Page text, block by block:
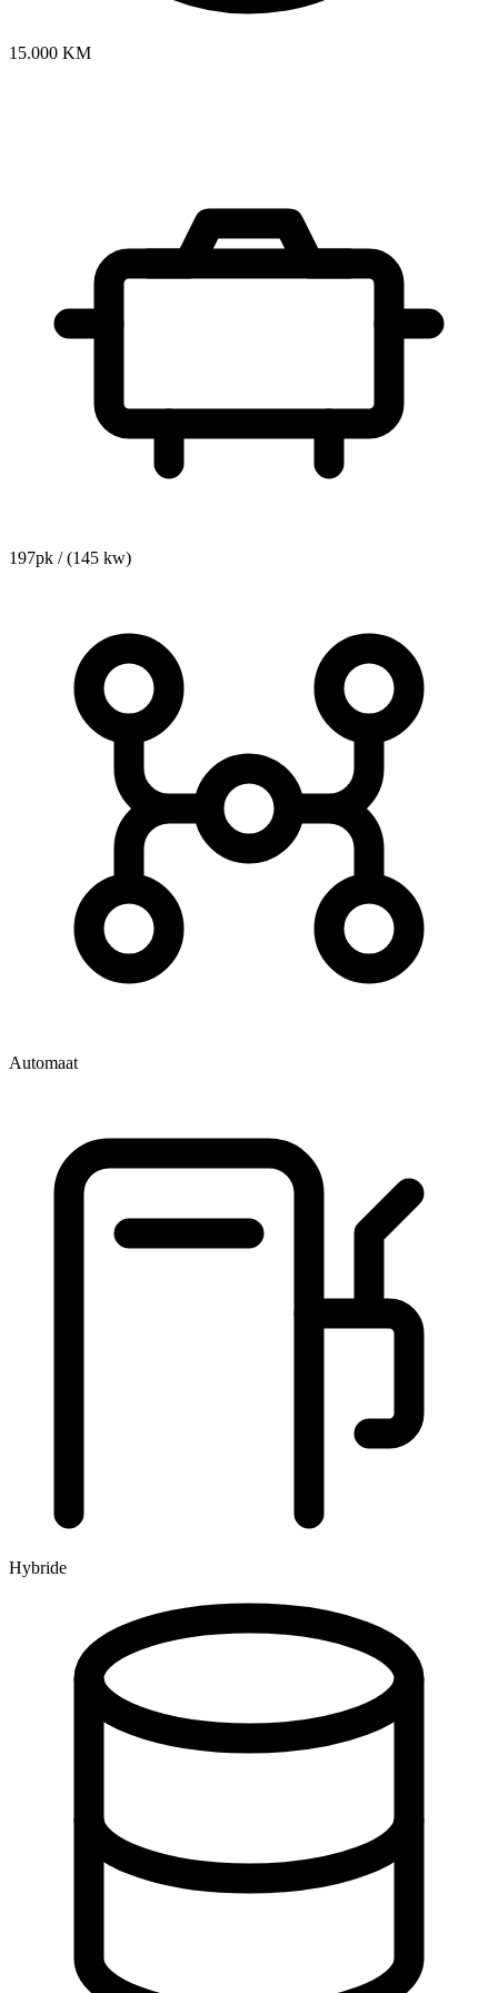
15.000 KM
197pk / (145 kw)
Automaat
Hybride